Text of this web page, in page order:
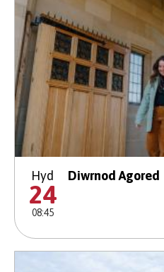
Hyd
24
08:45
Diwrnod Agored